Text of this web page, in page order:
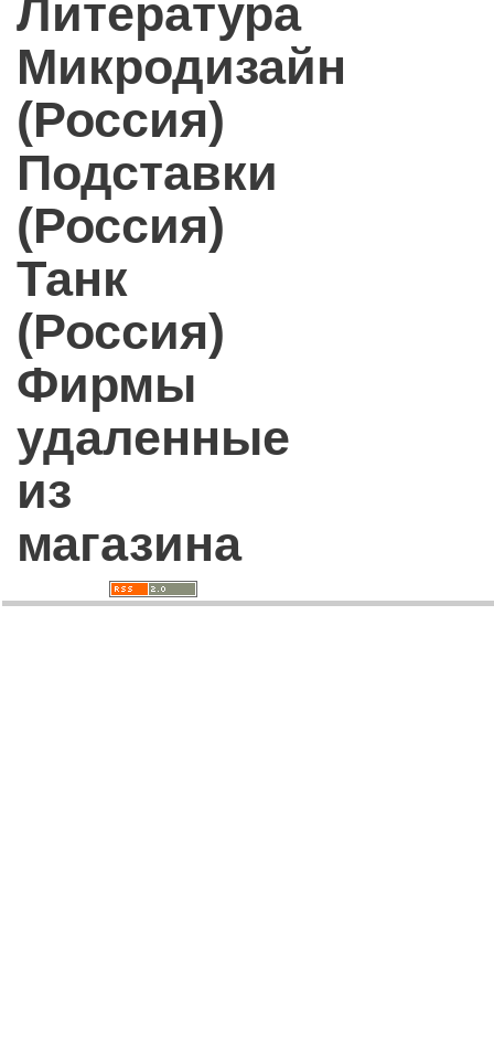
Литература
Микродизайн
(Россия)
Подставки
(Россия)
Танк
(Россия)
Фирмы
удаленные
из
магазина